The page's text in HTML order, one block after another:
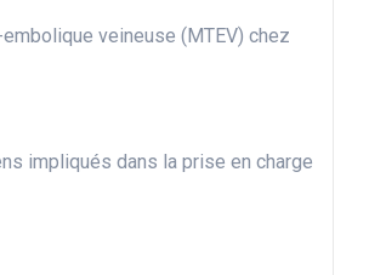
veineuse (MTEV) chez
impliqués dans la prise en charge